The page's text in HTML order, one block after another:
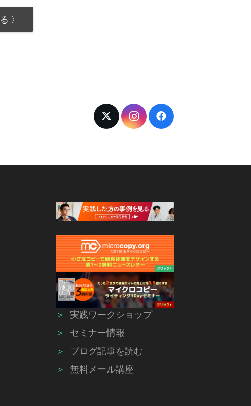
〉
＞
実践ワークショップ
＞
セミナー情報
＞
ブログ記事を読む
＞
無料メール講座